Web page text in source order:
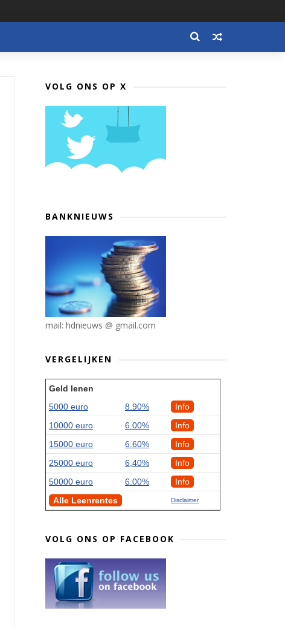
VOLG ONS OP X
BANKNIEUWS
mail: hdnieuws @ gmail.com
VERGELIJKEN
Geld lenen
5000 euro
8.90%
Info
10000 euro
6.00%
Info
15000 euro
6.60%
Info
25000 euro
6,40%
Info
50000 euro
6.00%
Info
Alle Leenrentes
Disclaimer
VOLG ONS OP FACEBOOK